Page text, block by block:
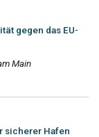
gegen das EU-
Main
sicherer Hafen